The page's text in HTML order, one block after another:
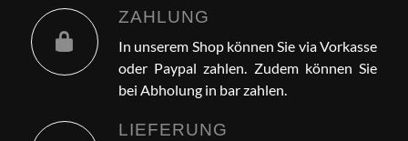
ZAHLUNG
In unserem Shop können Sie via Vorkasse
oder Paypal zahlen. Zudem können Sie
bei Abholung in bar zahlen.
LIEFERUNG